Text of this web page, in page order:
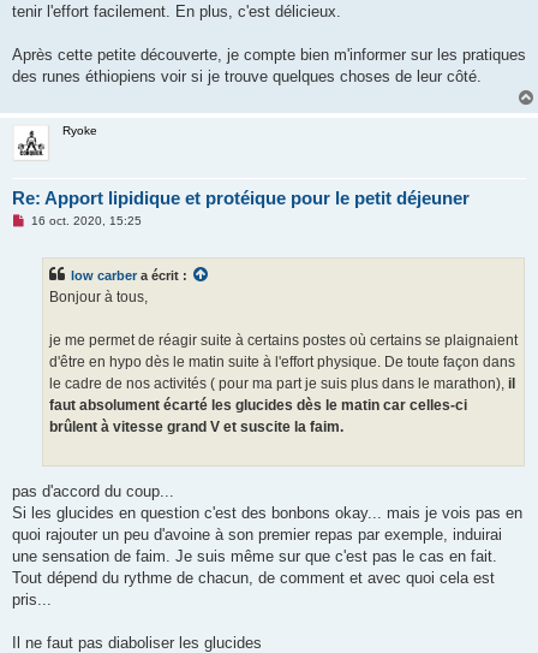
tenir l'effort facilement. En plus, c'est délicieux.
Après cette petite découverte, je compte bien m'informer sur les pratiques
des runes éthiopiens voir si je trouve quelques choses de leur côté.
Ryoke
Re: Apport lipidique et protéique pour le petit déjeuner
M16 oct. 2020, 15:25
low carber a écrit :
Bonjour à tous,
je me permet de réagir suite à certains postes où certains se plaignaient
d'être en hypo dès le matin suite à l'effort physique. De toute façon dans
le cadre de nos activités ( pour ma part je suis plus dans le marathon), il
faut absolument écarté les glucides dès le matin car celles-ci
brûlent à vitesse grand V et suscite la faim.
pas d'accord du coup...
Si les glucides en question c'est des bonbons okay... mais je vois pas en
quoi rajouter un peu d'avoine à son premier repas par exemple, induirai
une sensation de faim. Je suis même sur que c'est pas le cas en fait.
Tout dépend du rythme de chacun, de comment et avec quoi cela est
pris...
Il ne faut pas diaboliser les glucides